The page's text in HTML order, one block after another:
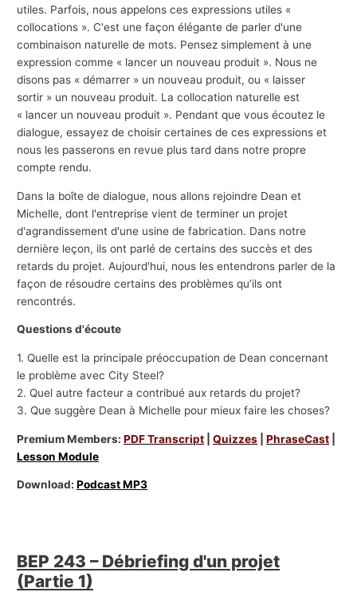
utiles. Parfois, nous appelons ces expressions utiles «
collocations ». C'est une façon élégante de parler d'une
combinaison naturelle de mots. Pensez simplement à une
expression comme « lancer un nouveau produit ». Nous ne
disons pas « démarrer » un nouveau produit, ou « laisser
sortir » un nouveau produit. La collocation naturelle est
« lancer un nouveau produit ». Pendant que vous écoutez le
dialogue, essayez de choisir certaines de ces expressions et
nous les passerons en revue plus tard dans notre propre
compte rendu.
Dans la boîte de dialogue, nous allons rejoindre Dean et
Michelle, dont l'entreprise vient de terminer un projet
d'agrandissement d'une usine de fabrication. Dans notre
dernière leçon, ils ont parlé de certains des succès et des
retards du projet. Aujourd'hui, nous les entendrons parler de la
façon de résoudre certains des problèmes qu’ils ont
rencontrés.
Questions d'écoute
1. Quelle est la principale préoccupation de Dean concernant
le problème avec City Steel?
2. Quel autre facteur a contribué aux retards du projet?
3. Que suggère Dean à Michelle pour mieux faire les choses?
Premium Members:PDF Transcript |Quizzes |PhraseCast
Lesson Module
Download:Podcast MP3
BEP 243 – Débriefing d'un projet
(Partie 1)